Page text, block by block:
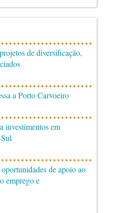
de diversificação,
a Porto Carvoeiro
investimentos em
de apoio ao
emprego e